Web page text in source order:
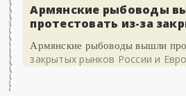
Армянские рыбоводы
протестовать из-за
Армянские рыбоводы вышли
закрытых рынков России и